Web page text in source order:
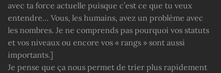
avec ta force actuelle puisque c’est ce que tu veux
entendre… Vous, les humains, avez un problème avec
les nombres. Je ne comprends pas pourquoi vos statuts
et vos niveaux ou encore vos « rangs » sont aussi
importants.]
Je pense que ça nous permet de trier plus rapidement